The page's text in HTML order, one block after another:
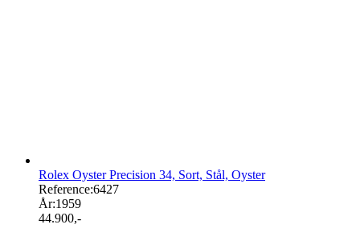
Rolex Oyster Precision 34, Sort, Stål, Oyster
Reference:6427
År:1959
44.900,-